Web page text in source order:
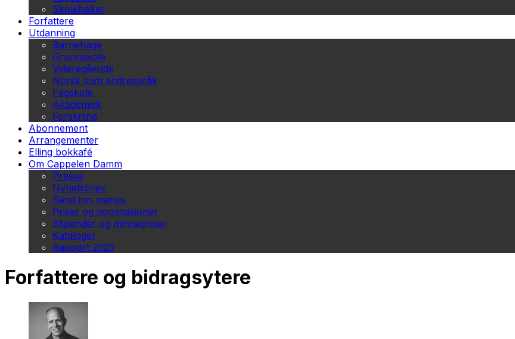
Skolebøker
Forfattere
Utdanning
Barnehage
Grunnskole
Videregående
Norsk som andrespråk
Fagskole
Akademisk
Forskning
Abonnement
Arrangementer
Elling bokkafé
Om Cappelen Damm
Presse
Nyhetsbrev
Send inn manus
Priser og nominasjoner
Stipender og minnepriser
Kataloger
Rapport 2025
Forfattere og bidragsytere